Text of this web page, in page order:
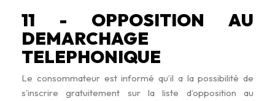
11 - OPPOSITION AU
DEMARCHAGE
TELEPHONIQUE
Le consommateur est informé qu’il a la possibilité de
s’inscrire gratuitement sur la liste d’opposition au